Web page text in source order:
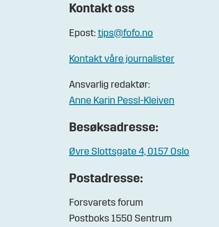
Kontakt oss
Epost:tips@fofo.no
Kontakt våre journalister
Ansvarlig redaktør:
Anne Karin Pessl-Kleiven
Besøksadresse:
Øvre Slottsgate 4, 0157 Oslo
Postadresse:
Forsvarets forum
Postboks 1550 Sentrum